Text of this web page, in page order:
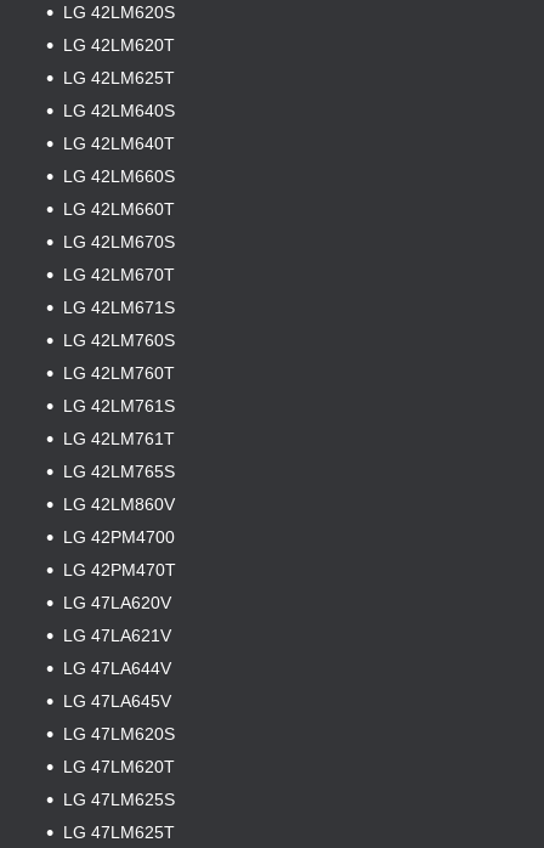
LG 42LM620S
LG 42LM620T
LG 42LM625T
LG 42LM640S
LG 42LM640T
LG 42LM660S
LG 42LM660T
LG 42LM670S
LG 42LM670T
LG 42LM671S
LG 42LM760S
LG 42LM760T
LG 42LM761S
LG 42LM761T
LG 42LM765S
LG 42LM860V
LG 42PM4700
LG 42PM470T
LG 47LA620V
LG 47LA621V
LG 47LA644V
LG 47LA645V
LG 47LM620S
LG 47LM620T
LG 47LM625S
LG 47LM625T